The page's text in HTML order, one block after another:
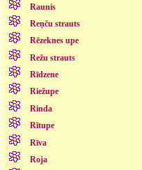
Raunis
Reņču strauts
Rēzeknes upe
Režu strauts
Rīdzene
Riežupe
Rinda
Rītupe
Rīva
Roja